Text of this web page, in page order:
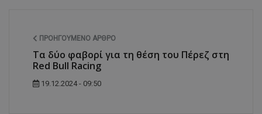
ΠΡΟΗΓΟΎΜΕΝΟ ΆΡΘΡΟ
Τα δύο φαβορί για τη θέση του Πέρεζ στη
Red Bull Racing
19.12.2024 - 09:50